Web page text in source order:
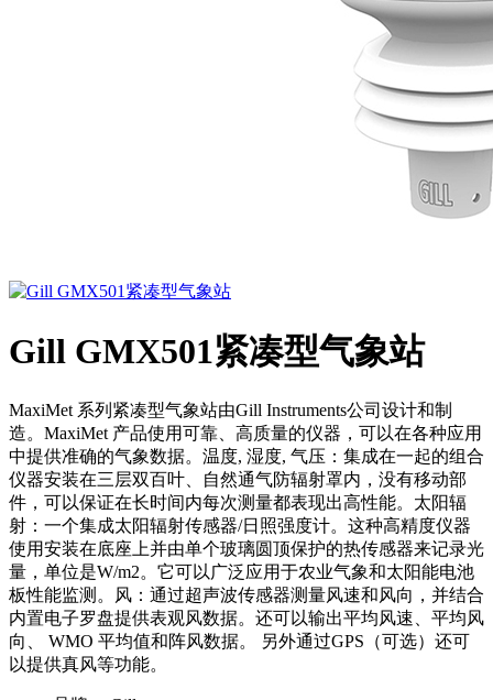
Gill GMX501紧凑型气象站
MaxiMet 系列紧凑型气象站由Gill Instruments公司设计和制
造。MaxiMet 产品使用可靠、高质量的仪器，可以在各种应用
中提供准确的气象数据。温度, 湿度, 气压：集成在一起的组合
仪器安装在三层双百叶、自然通气防辐射罩内，没有移动部
件，可以保证在长时间内每次测量都表现出高性能。太阳辐
射：一个集成太阳辐射传感器/日照强度计。这种高精度仪器
使用安装在底座上并由单个玻璃圆顶保护的热传感器来记录光
量，单位是W/m2。它可以广泛应用于农业气象和太阳能电池
板性能监测。风：通过超声波传感器测量风速和风向，并结合
内置电子罗盘提供表观风数据。还可以输出平均风速、平均风
向、 WMO 平均值和阵风数据。 另外通过GPS（可选）还可
以提供真风等功能。